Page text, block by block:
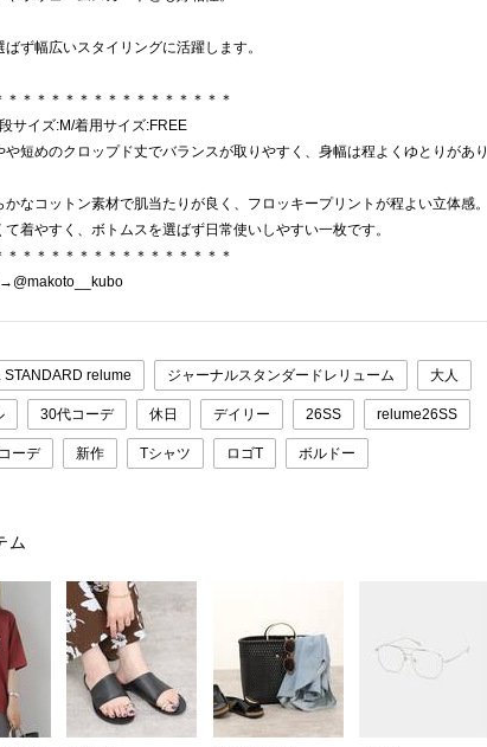
ず幅広いスタイリングに活躍します。
＊＊＊＊＊＊＊＊＊＊＊＊＊＊＊＊
サイズ:M/着用サイズ:FREE
や短めのクロップド丈でバランスが取りやすく、身幅は程よくゆとりがあり
かなコットン素材で肌当たりが良く、フロッキープリントが程よい立体感。
て着やすく、ボトムスを選ばず日常使いしやすい一枚です。
＊＊＊＊＊＊＊＊＊＊＊＊＊＊＊＊
STANDARD relume ジャーナルスタンダードレリューム 大人
30代コーデ 休日 デイリー 26SS relume26SS
ーデ 新作 Tシャツ ロゴT ボルドー
ム